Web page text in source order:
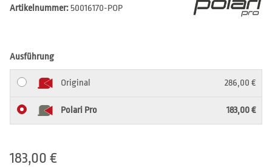
Artikelnummer:50016170-POP
Ausführung
Original 286,00 €
Polari Pro 183,00 €
183,00 €